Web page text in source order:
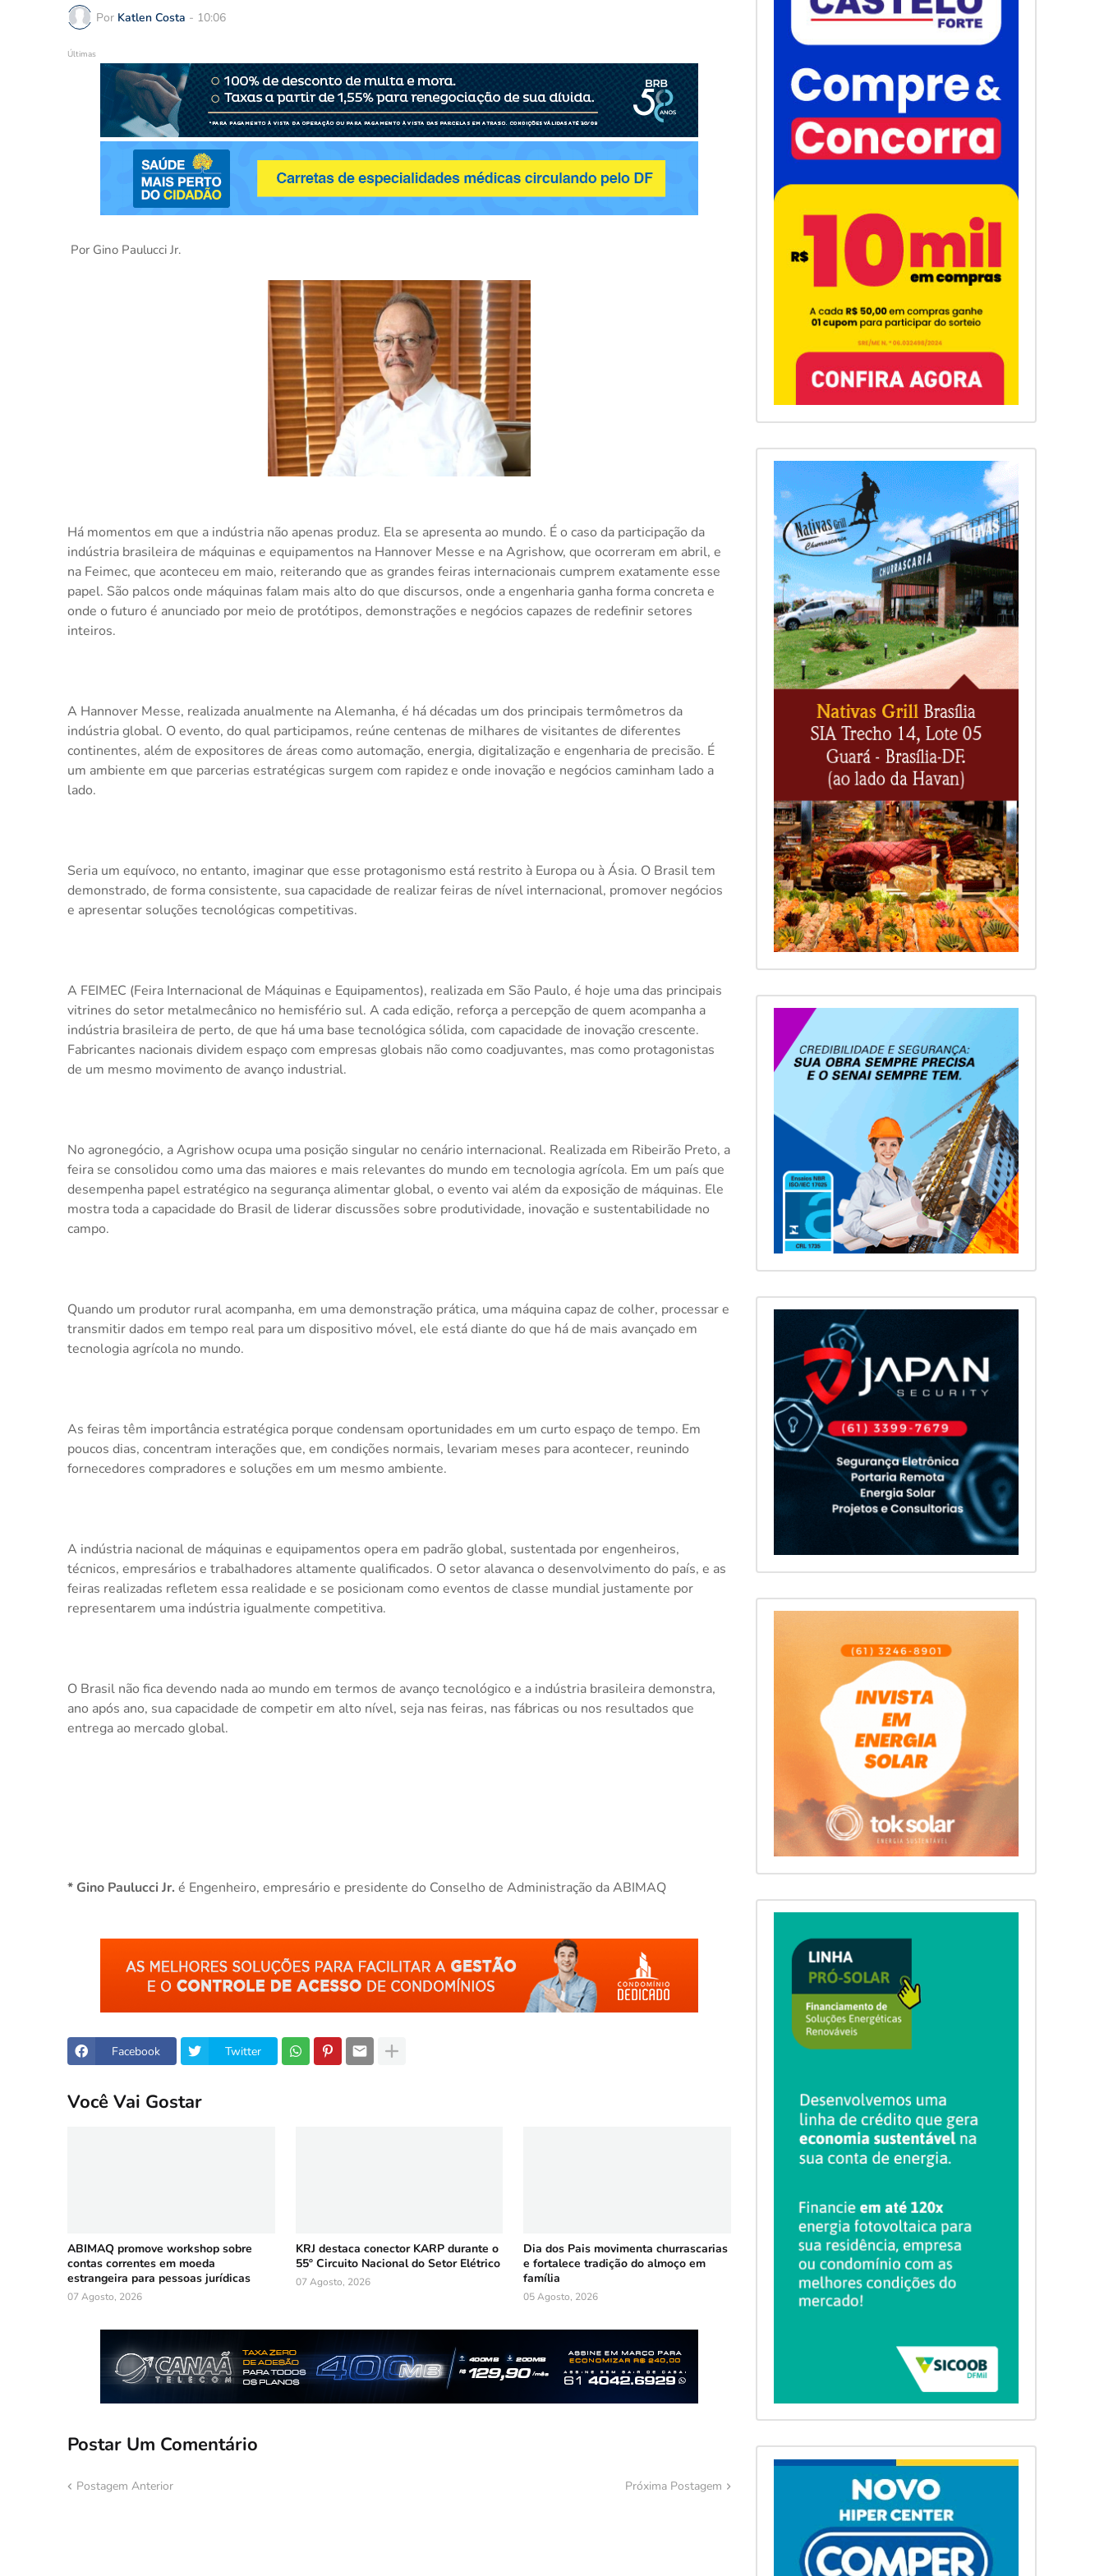
Por Katlen Costa - 10:06
Últimas
Por Gino Paulucci Jr.
Há momentos em que a indústria não apenas produz. Ela se apresenta ao mundo. É o caso da participação da
indústria brasileira de máquinas e equipamentos na Hannover Messe e na Agrishow, que ocorreram em abril, e
na Feimec, que aconteceu em maio, reiterando que as grandes feiras internacionais cumprem exatamente esse
papel. São palcos onde máquinas falam mais alto do que discursos, onde a engenharia ganha forma concreta e
onde o futuro é anunciado por meio de protótipos, demonstrações e negócios capazes de redefinir setores
inteiros.
A Hannover Messe, realizada anualmente na Alemanha, é há décadas um dos principais termômetros da
indústria global. O evento, do qual participamos, reúne centenas de milhares de visitantes de diferentes
continentes, além de expositores de áreas como automação, energia, digitalização e engenharia de precisão. É
um ambiente em que parcerias estratégicas surgem com rapidez e onde inovação e negócios caminham lado a
lado.
Seria um equívoco, no entanto, imaginar que esse protagonismo está restrito à Europa ou à Ásia. O Brasil tem
demonstrado, de forma consistente, sua capacidade de realizar feiras de nível internacional, promover negócios
e apresentar soluções tecnológicas competitivas.
A FEIMEC (Feira Internacional de Máquinas e Equipamentos), realizada em São Paulo, é hoje uma das principais
vitrines do setor metalmecânico no hemisfério sul. A cada edição, reforça a percepção de quem acompanha a
indústria brasileira de perto, de que há uma base tecnológica sólida, com capacidade de inovação crescente.
Fabricantes nacionais dividem espaço com empresas globais não como coadjuvantes, mas como protagonistas
de um mesmo movimento de avanço industrial.
No agronegócio, a Agrishow ocupa uma posição singular no cenário internacional. Realizada em Ribeirão Preto, a
feira se consolidou como uma das maiores e mais relevantes do mundo em tecnologia agrícola. Em um país que
desempenha papel estratégico na segurança alimentar global, o evento vai além da exposição de máquinas. Ele
mostra toda a capacidade do Brasil de liderar discussões sobre produtividade, inovação e sustentabilidade no
campo.
Quando um produtor rural acompanha, em uma demonstração prática, uma máquina capaz de colher, processar e
transmitir dados em tempo real para um dispositivo móvel, ele está diante do que há de mais avançado em
tecnologia agrícola no mundo.
As feiras têm importância estratégica porque condensam oportunidades em um curto espaço de tempo. Em
poucos dias, concentram interações que, em condições normais, levariam meses para acontecer, reunindo
fornecedores compradores e soluções em um mesmo ambiente.
A indústria nacional de máquinas e equipamentos opera em padrão global, sustentada por engenheiros,
técnicos, empresários e trabalhadores altamente qualificados. O setor alavanca o desenvolvimento do país, e as
feiras realizadas refletem essa realidade e se posicionam como eventos de classe mundial justamente por
representarem uma indústria igualmente competitiva.
O Brasil não fica devendo nada ao mundo em termos de avanço tecnológico e a indústria brasileira demonstra,
ano após ano, sua capacidade de competir em alto nível, seja nas feiras, nas fábricas ou nos resultados que
entrega ao mercado global.
* Gino Paulucci Jr. é Engenheiro, empresário e presidente do Conselho de Administração da ABIMAQ
Facebook Twitter
Você Vai Gostar
ABIMAQ promove workshop sobre
contas correntes em moeda
estrangeira para pessoas jurídicas
07 Agosto, 2026
KRJ destaca conector KARP durante o
55º Circuito Nacional do Setor Elétrico
07 Agosto, 2026
Dia dos Pais movimenta churrascarias
e fortalece tradição do almoço em
família
05 Agosto, 2026
Postar Um Comentário
Postagem Anterior Próxima Postagem